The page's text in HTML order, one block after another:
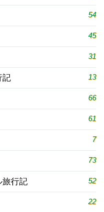
54
45
31
記 13
66
61
7
73
旅行記 52
22